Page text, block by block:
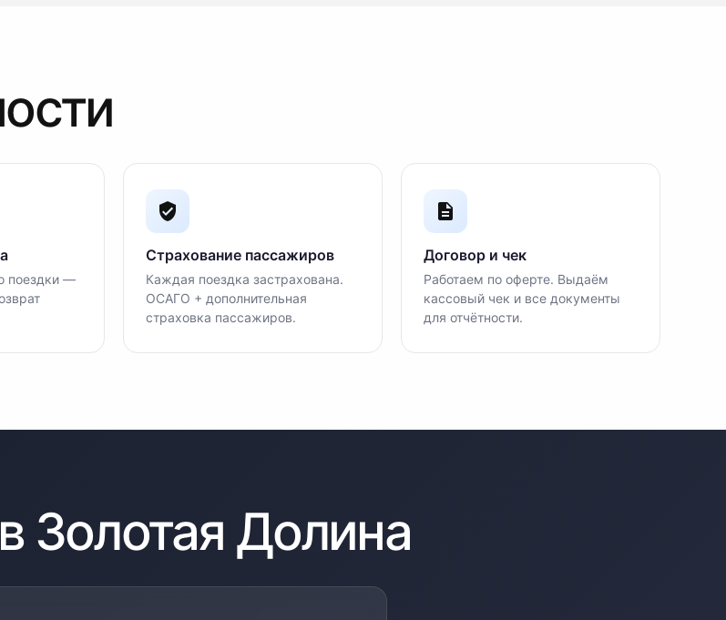
поездки —
Страхование пассажиров
Каждая поездка застрахована.
ОСАГО + дополнительная
страховка пассажиров.
Договор и чек
Работаем по оферте. Выдаём
кассовый чек и все документы
для отчётности.
Золотая Долина